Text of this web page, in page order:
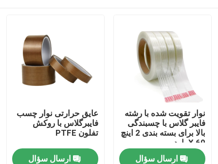
صفحه اصلی
محصولات
نوار تقویت شده با رشته
فایبر گلاس با چسبندگی
بالا برای بسته بندی 2 اینچ
X 60 یارد
ارسال سؤال
عایق حرارتی نوار چسب
فایبرگلاس با روکش
تفلون PTFE
ارسال سؤال